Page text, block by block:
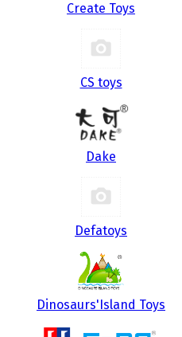
Create Toys
CS toys
Dake
Defatoys
Dinosaurs'Island Toys